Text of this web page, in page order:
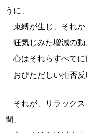
うに、
束縛が生じ、それか
狂気じみた増減の動
心はそれらすべてに
おびただしい拒否反
それが、リラックス
間、